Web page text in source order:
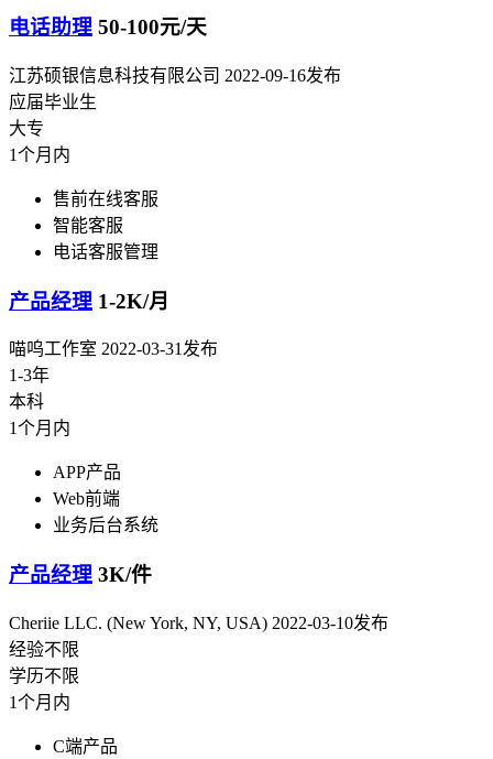
电话助理 50-100元/天
江苏硕银信息科技有限公司 2022-09-16发布
应届毕业生
大专
1个月内
售前在线客服
智能客服
电话客服管理
产品经理 1-2K/月
喵呜工作室 2022-03-31发布
1-3年
本科
1个月内
APP产品
Web前端
业务后台系统
产品经理 3K/件
Cheriie LLC. (New York, NY, USA) 2022-03-10发布
经验不限
学历不限
1个月内
C端产品